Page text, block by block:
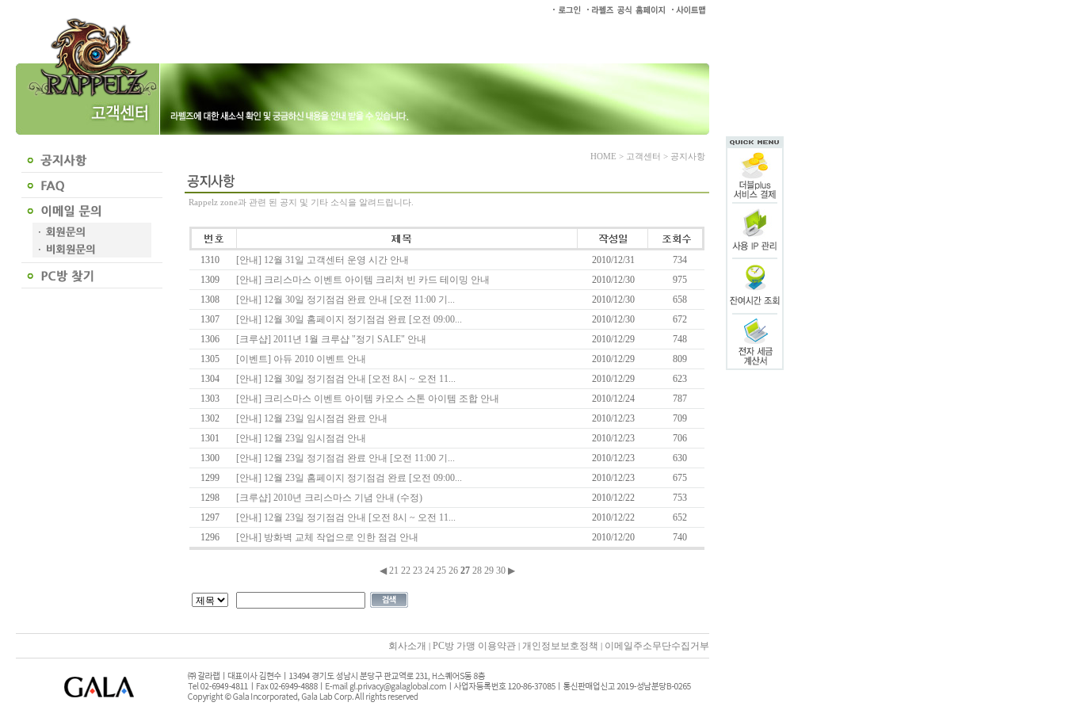
HOME > 고객센터 > 공지사항
Rappelz zone과 관련 된 공지 및 기타 소식을 알려드립니다.
1310 [안내] 12월 31일 고객센터 운영 시간 안내 2010/12/31
734
1309
[안내] 크리스마스 이벤트 아이템 크리처 빈 카드 테이밍 안내 2010/12/30
975
1308
[안내] 12월 30일 정기점검 완료 안내 [오전 11:00 기... 2010/12/30
658
1307
[안내] 12월 30일 홈페이지 정기점검 완료 [오전 09:00... 2010/12/30
672
1306
[크루샵] 2011년 1월 크루샵 "정기 SALE" 안내 2010/12/29
748
1305
[이벤트] 아듀 2010 이벤트 안내 2010/12/29
809
1304
[안내] 12월 30일 정기점검 안내 [오전 8시 ~ 오전 11... 2010/12/29
623
1303
[안내] 크리스마스 이벤트 아이템 카오스 스톤 아이템 조합 안내 2010/12/24
787
1302
[안내] 12월 23일 임시점검 완료 안내 2010/12/23
709
1301
[안내] 12월 23일 임시점검 안내 2010/12/23
706
1300
[안내] 12월 23일 정기점검 완료 안내 [오전 11:00 기... 2010/12/23
630
1299
[안내] 12월 23일 홈페이지 정기점검 완료 [오전 09:00... 2010/12/23
675
1298
[크루샵] 2010년 크리스마스 기념 안내 (수정) 2010/12/22
753
1297
[안내] 12월 23일 정기점검 안내 [오전 8시 ~ 오전 11... 2010/12/22
652
1296
[안내] 방화벽 교체 작업으로 인한 점검 안내 2010/12/20 740
◀ 21 22 23 24 25 26 27 28 29 30 ▶
회사소개 PC방 가맹 이용약관 개인정보보호정책 이메일주소무단수집거부